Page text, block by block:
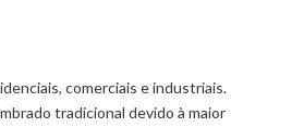
comerciais e industriais.
tradicional devido à maior